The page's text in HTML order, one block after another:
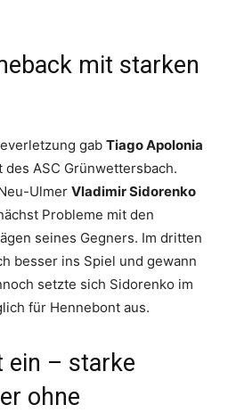
mit starken
gab Tiago Apolonia
ASC Grünwettersbach.
Ulmer Vladimir Sidorenko
Probleme mit den
seines Gegners. Im dritten
besser ins Spiel und gewann
setzte sich Sidorenko im
für Hennebont aus.
ein – starke
ohne